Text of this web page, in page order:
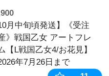
着。】※2026